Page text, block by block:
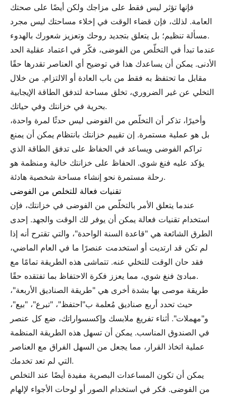
فإنها تؤثر ليس فقط على مزاجك ولكن أيضًا على صحتك
العامة. لذلك، فإن قضاء الوقت في إخلاء مساحتك ليس مجرد
مسألة تنظيم؛ بل يتعلق بتجديد روحك وتعزيز شعورك بالهدوء.
عندما تبدأ في التخلّص من الفوضى، فكّر في اعتماد عقلية الحد
الأدنى. يمكن أن يساعدك هذا في توضيح أي العناصر تقدرها حقًا
مقابل ما تحتفظ به فقط من باب العادة أو الالتزام. من خلال
التخلي عن غير الضروري، تخلق مساحة لتدفق الطاقة الإيجابية
بحرية في خزانتك وفي حياتك.
وأخيرًا، تذكر أن التخلّص من الفوضى ليس حدثًا لمرة واحدة،
بل هو عملية مستمرة. إن تقييم خزانتك بانتظام يمكن أن يمنع
تراكم الفوضى ويساعد في الحفاظ على تدفق الطاقة الذي
يؤكد عليه فنغ شوي. الحفاظ على خزانتك خالية ومنظمة هو
رحلة مستمرة نحو إنشاء مساحة شخصية هادئة.
تقنيات فعالة للتخلص من الفوضى
عندما يتعلق الأمر بالتخلّص من الفوضى في خزانتك، فإن
استخدام تقنيات فعالة يمكن أن يوفر لك الوقت والجهد. إحدى
الطرق الشائعة هي "قاعدة السنة الواحدة"، والتي تقترح أنه إذا
لم تكن قد ارتديت أو استخدمت عنصرًا ما في العام الماضي،
فقد حان الوقت للتخلي عنه. تتماشى هذه الطريقة تمامًا مع
مبادئ فنغ شوي، مما يعزز فكرة الاحتفاظ بما تفتقده حقًا.
طريقة موصى بها بشدة أخرى هي "طريقة الصناديق الأربعة"،
حيث تحدد أربع صناديق مُعلمة ب"احتفظ"، "تبرع"، "بيع"،
و"مهملات". أثناء تفريغ ملابسك وإكسسواراتك، ضع كل عنصر
في الصندوق المناسب. يمكن أن تسهل هذه الطريقة المنظمة
عملية اتخاذ القرار، مما يجعل من السهل الفراق مع العناصر
التي لم تعد تخدمك.
يمكن أن تكون المساعدات البصرية مفيدة أيضًا عند التخلص
من الفوضى. فكر في استخدام الصور أو لوحات الأجواء لإلهام